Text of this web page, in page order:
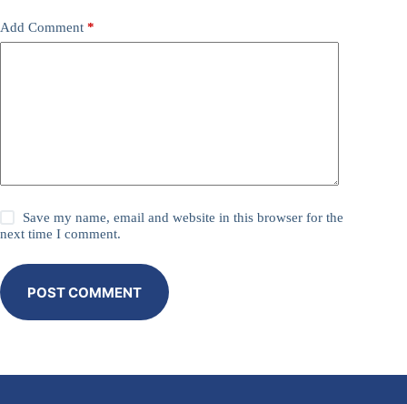
Add Comment *
Save my name, email and website in this browser for the
next time I comment.
POST COMMENT